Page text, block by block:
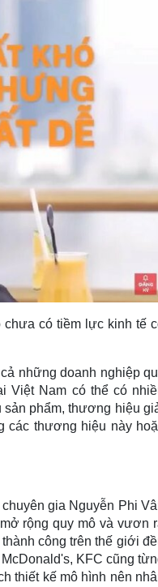
chưa có tiềm lực kinh tế
những doanh nghiệp
Việt Nam có thể có
phẩm, thương hiệu
các thương hiệu này
gia Nguyễn Phi
rộng quy mô và vươn
công trên thế giới
KFC cũng
thiết kế mô hình nên